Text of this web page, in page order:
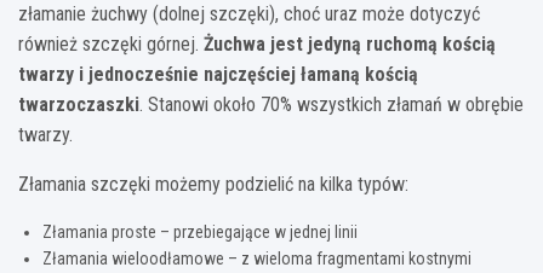
złamanie żuchwy (dolnej szczęki), choć uraz może dotyczyć
również szczęki górnej. Żuchwa jest jedyną ruchomą kością
twarzy i jednocześnie najczęściej łamaną kością
twarzoczaszki. Stanowi około 70% wszystkich złamań w obrębie
twarzy.
Złamania szczęki możemy podzielić na kilka typów:
Złamania proste – przebiegające w jednej linii
Złamania wieloodłamowe – z wieloma fragmentami kostnymi